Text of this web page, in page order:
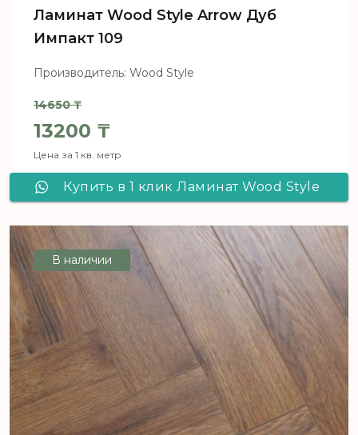
Ламинат Wood Style Arrow Дуб
Импакт 109
Производитель: Wood Style
14650₸
Первоначальная цена
13200 ₸
Текущая цена: 13200 ₸.
Цена за 1 кв. метр
Купить в 1 клик Ламинат Wood Style
В наличии